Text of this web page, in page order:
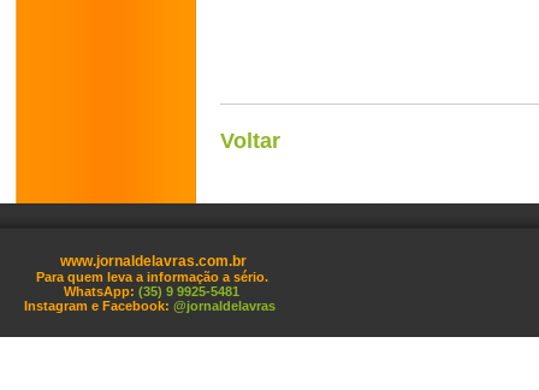
Voltar
www.jornaldelavras.com.br
Para quem leva a informação a sério.
WhatsApp: (35) 9 9925-5481
Instagram e Facebook: @jornaldelavras